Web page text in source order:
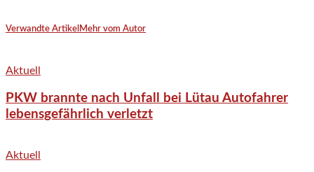
Verwandte Artikel Mehr vom Autor
Aktuell
PKW brannte nach Unfall bei Lütau Autofahrer
lebensgefährlich verletzt
Aktuell